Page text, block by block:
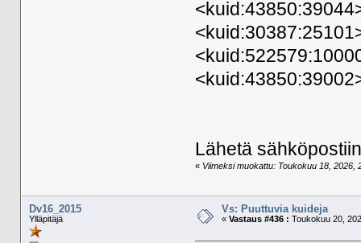
Lähetä
« Viimeksi muokattu: Toukokuu 18, 2026,
Dv16_2015
Ylläpitäjä
Vs: Puuttuvia kuideja
« Vastaus #436 : Toukokuu 20,